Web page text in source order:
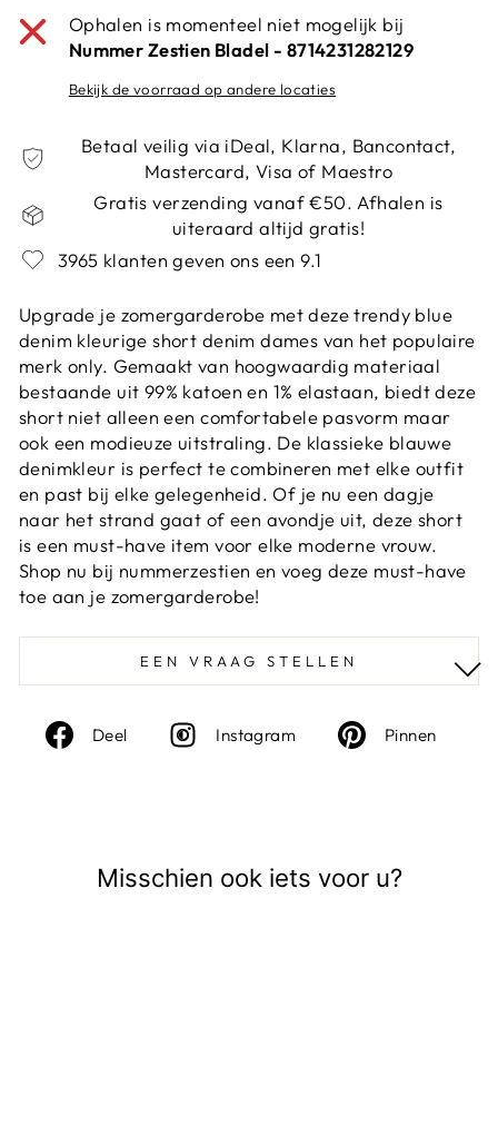
Ophalen is momenteel niet mogelijk bij
Nummer Zestien Bladel - 8714231282129
Bekijk de voorraad op andere locaties
Betaal veilig via iDeal, Klarna, Bancontact,
Mastercard, Visa of Maestro
Gratis verzending vanaf €50. Afhalen is
uiteraard altijd gratis!
3965 klanten geven ons een 9.1
Upgrade je zomergarderobe met deze trendy blue
denim kleurige short denim dames van het populaire
merk only. Gemaakt van hoogwaardig materiaal
bestaande uit 99% katoen en 1% elastaan, biedt deze
short niet alleen een comfortabele pasvorm maar
ook een modieuze uitstraling. De klassieke blauwe
denimkleur is perfect te combineren met elke outfit
en past bij elke gelegenheid. Of je nu een dagje
naar het strand gaat of een avondje uit, deze short
is een must-have item voor elke moderne vrouw.
Shop nu bij nummerzestien en voeg deze must-have
toe aan je zomergarderobe!
EEN VRAAG STELLEN
Deel
Deel
Instagram InstagramPinnen
Misschien ook iets voor u?